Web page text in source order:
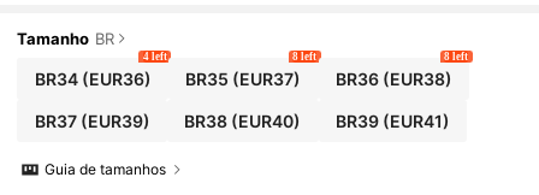
Tamanho BR
BR34(EUR36)
4 left
BR35 (EUR37)
8 left
BR36(EUR38)
8 left
BR37(EUR39) BR38 (EUR40) BR39(EUR41)
Guia de tamanhos